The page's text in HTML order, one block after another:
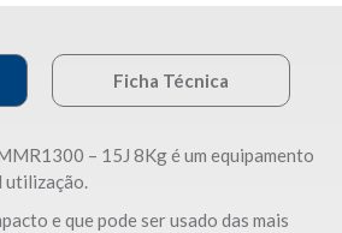
Ficha Técnica
– 15J 8Kg é um equipamento
e que pode ser usado das mais